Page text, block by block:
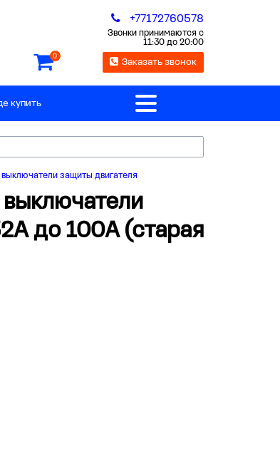
+77172760578
Звонки принимаются с
11:30 до 20:00
0
Заказать звонок
купить
защиты двигателя
до 100А (старая